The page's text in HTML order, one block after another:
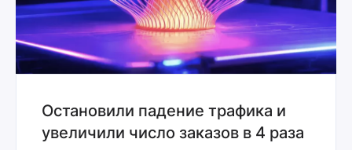
Остановили падение трафика и
увеличили число заказов в 4 раза